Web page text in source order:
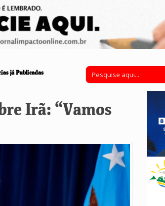
já Publicadas
Irã: “Vamos